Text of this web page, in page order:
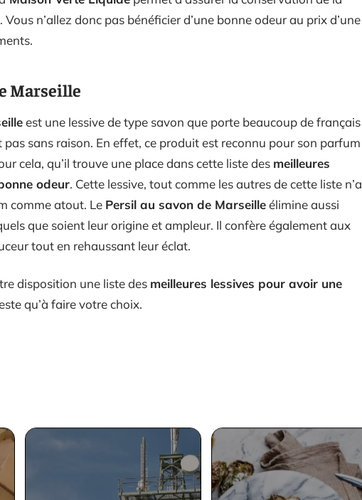
n’allez donc pas bénéficier d’une bonne odeur au prix d’une
Marseille
est une lessive de type savon que porte beaucoup de français
pas sans raison. En effet, ce produit est reconnu pour son parfum
cela, qu’il trouve une place dans cette liste des meilleures
odeur. Cette lessive, tout comme les autres de cette liste n’a
comme atout. Le Persil au savon de Marseilleélimine aussi
que soient leur origine et ampleur. Il confère également aux
tout en rehaussant leur éclat.
disposition une liste des meilleures lessives pour avoir une
qu’à faire votre choix.